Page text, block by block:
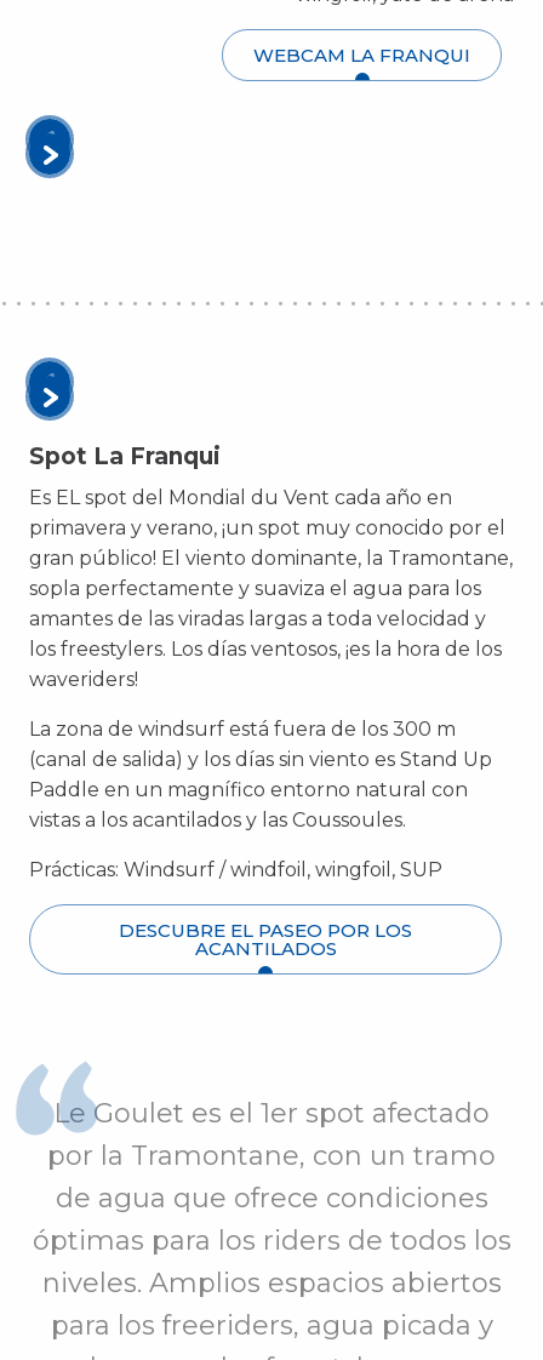
WEBCAM LA FRANQUI
Spot La Franqui
Es EL spot del Mondial du Vent cada año en
primavera y verano, ¡un spot muy conocido por el
gran público! El viento dominante, la Tramontane,
sopla perfectamente y suaviza el agua para los
amantes de las viradas largas a toda velocidad y
los freestylers. Los días ventosos, ¡es la hora de los
waveriders!
La zona de windsurf está fuera de los 300 m
(canal de salida) y los días sin viento es Stand Up
Paddle en un magnífico entorno natural con
vistas a los acantilados y las Coussoules.
Prácticas: Windsurf / windfoil, wingfoil, SUP
DESCUBRE EL PASEO POR LOS
ACANTILADOS
Le Goulet es el 1er spot afectado
por la Tramontane, con un tramo
de agua que ofrece condiciones
óptimas para los riders de todos los
niveles. Amplios espacios abiertos
para los freeriders, agua picada y